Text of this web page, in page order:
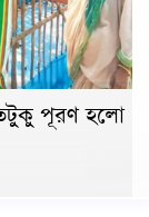
পূরণ হলো